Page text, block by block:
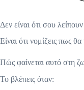
Δεν είναι ότι σου
Είναι ότι νομίζεις πως
Πώς φαίνεται αυτό στη
Το βλέπεις όταν: